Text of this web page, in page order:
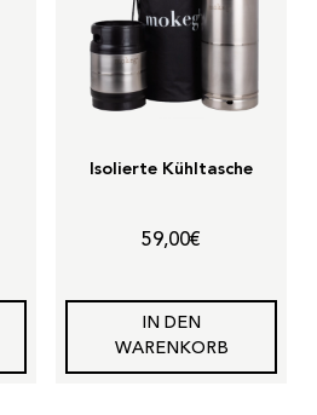
Isolierte Kühltasche
59,00€
IN DEN
WARENKORB